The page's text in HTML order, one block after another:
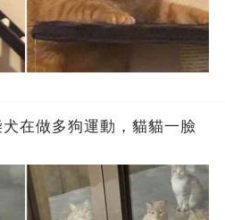
在做多狗運動，貓貓一臉